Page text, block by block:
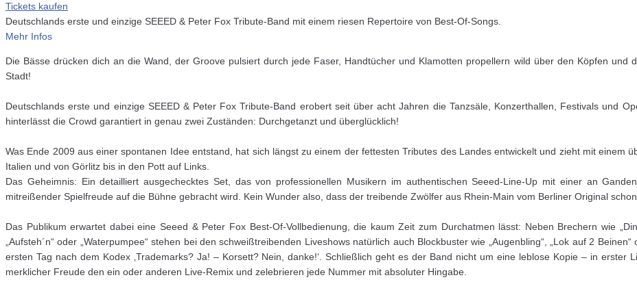
Tickets kaufen
Deutschlands erste und einzige SEEED & Peter Fox Tribute-Band mit einem riesen Repertoire von Best-Of-Songs.
Mehr Infos
Die Bässe drücken dich an die Wand, der Groove pulsiert durch jede Faser, Handtücher und Klamotten propellern wild über den Köpfen
Stadt!
Deutschlands erste und einzige SEEED & Peter Fox Tribute-Band erobert seit über acht Jahren die Tanzsäle, Konzerthallen, Festivals und
hinterlässt die Crowd garantiert in genau zwei Zuständen: Durchgetanzt und überglücklich!
Was Ende 2009 aus einer spontanen Idee entstand, hat sich längst zu einem der fettesten Tributes des Landes entwickelt und zieht mit einem
Italien und von Görlitz bis in den Pott auf Links.
Das Geheimnis: Ein detailliert ausgechecktes Set, das von professionellen Musikern im authentischen Seeed-Line-Up mit einer an
mitreißender Spielfreude auf die Bühne gebracht wird. Kein Wunder also, dass der treibende Zwölfer aus Rhein-Main vom Berliner Original
Das Publikum erwartet dabei eine Seeed & Peter Fox Best-Of-Vollbedienung, die kaum Zeit zum Durchatmen lässt: Neben Brechern wie
„Aufsteh´n“ oder „Waterpumpee“ stehen bei den schweißtreibenden Liveshows natürlich auch Blockbuster wie „Augenbling“, „Lok auf 2
ersten Tag nach dem Kodex ‚Trademarks? Ja! – Korsett? Nein, danke!‘. Schließlich geht es der Band nicht um eine leblose Kopie – in
merklicher Freude den ein oder anderen Live-Remix und zelebrieren jede Nummer mit absoluter Hingabe.